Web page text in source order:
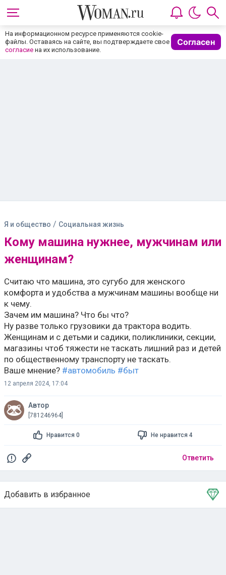
На информационном ресурсе применяются cookie-
файлы. Оставаясь на сайте, вы подтверждаете свое
согласие на их использование.
Согласен
Я и общество / Социальная жизнь
Кому машина нужнее, мужчинам или
женщинам?
Считаю что машина, это сугубо для женского
комфорта и удобства а мужчинам машины вообще ни
к чему.
Зачем им машина? Что бы что?
Ну разве только грузовики да трактора водить.
Женщинам и с детьми и садики, поликлиники, секции,
магазины чтоб тяжести не таскать лишний раз и детей
по общественному транспорту не таскать.
Ваше мнение? #автомобиль #быт
12 апреля 2024, 17:04
Автор
[781246964]
Нравится 0 Не нравится 4
Ответить
Добавить в избранное
Тема в избранном